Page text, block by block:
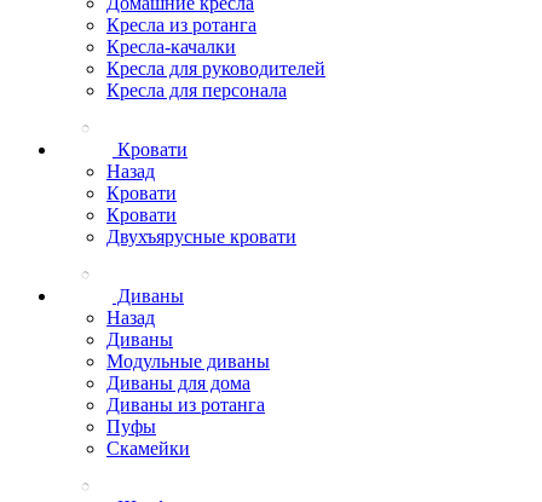
Кресла из ротанга
Кресла-качалки
Кресла для руководителей
Кресла для персонала
Кровати
Назад
Кровати
Кровати
Двухъярусные кровати
Диваны
Назад
Диваны
Модульные диваны
Диваны для дома
Диваны из ротанга
Пуфы
Скамейки